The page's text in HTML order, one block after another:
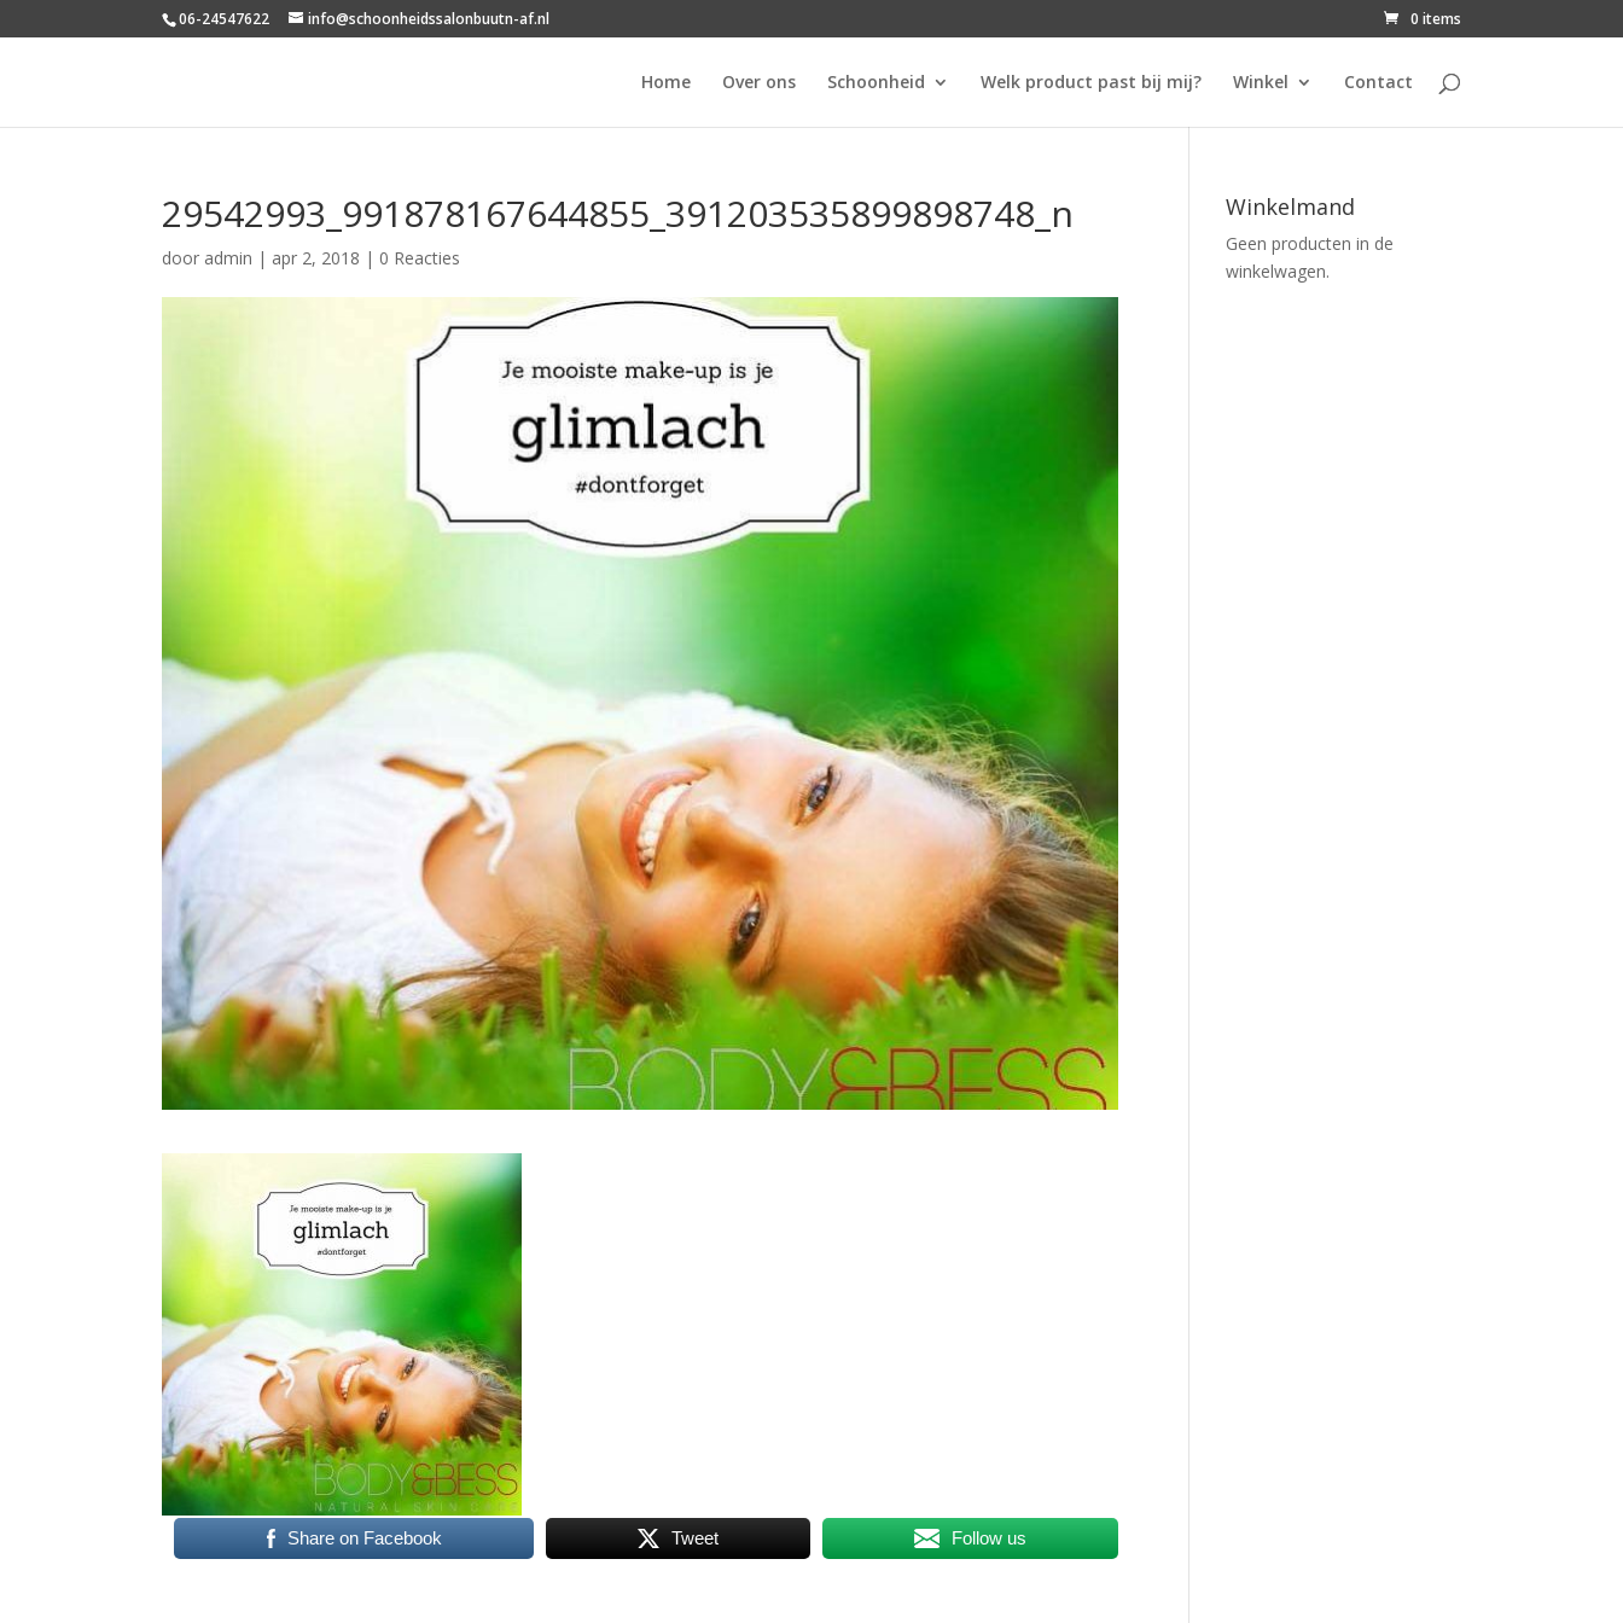
06-24547622 info@schoonheidssalonbuutn-af.nl 0 items
Home Over ons Schoonheid Welk product past bij mij? Winkel Contact
29542993_991878167644855_391203535899898748_n
door admin | apr 2, 2018 | 0 Reacties
Share on Facebook Tweet Follow us
Winkelmand
Geen producten in de
winkelwagen.